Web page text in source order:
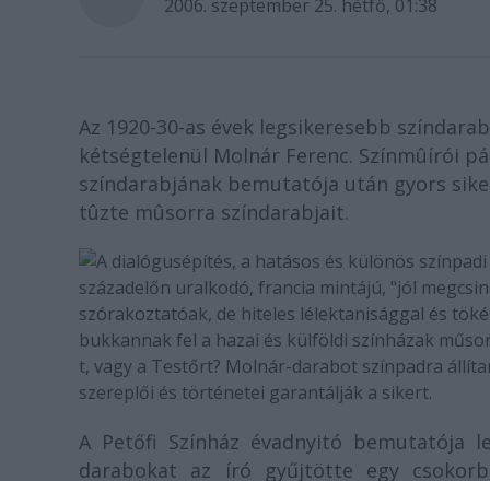
2006. szeptember 25. hétfő, 01:38
Az 1920-30-as évek legsikeresebb
kétségtelenül Molnár Ferenc. Színmûírói
színdarabjának bemutatója után gyors
tûzte mûsorra színdarabjait.
A dialógusépítés, a hatásos és különös
századelőn uralkodó, francia mintájú, "jól
szórakoztatóak, de hiteles lélektanisággal és
bukkannak fel a hazai és külföldi színházak
t, vagy a Testőrt? Molnár-darabot színpadra
szereplői és történetei garantálják a sikert.
A Petőfi Színház évadnyitó bemutatója
darabokat az író gyűjtötte egy